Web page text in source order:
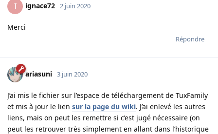
I ignace72 2 juin 2020
Merci
Répondre
ariasuni 3 juin 2020
J’ai mis le fichier sur l’espace de téléchargement de TuxFamily
et mis à jour le lien sur la page du wiki. J’ai enlevé les autres
liens, mais on peut les remettre si c’est jugé nécessaire (on
peut les retrouver très simplement en allant dans l’historique